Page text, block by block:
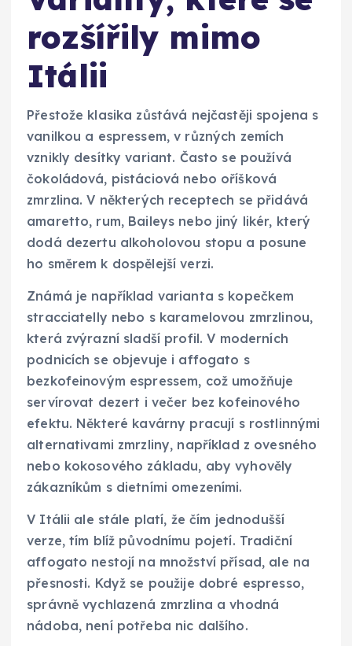
rozšířily mimo
Itálii
Přestože klasika zůstává nejčastěji spojena s
vanilkou a espressem, v různých zemích
vznikly desítky variant. Často se používá
čokoládová, pistáciová nebo oříšková
zmrzlina. V některých receptech se přidává
amaretto, rum, Baileys nebo jiný likér, který
dodá dezertu alkoholovou stopu a posune
ho směrem k dospělejší verzi.
Známá je například varianta s kopečkem
stracciatelly nebo s karamelovou zmrzlinou,
která zvýrazní sladší profil. V moderních
podnicích se objevuje i affogato s
bezkofeinovým espressem, což umožňuje
servírovat dezert i večer bez kofeinového
efektu. Některé kavárny pracují s rostlinnými
alternativami zmrzliny, například z ovesného
nebo kokosového základu, aby vyhověly
zákazníkům s dietními omezeními.
V Itálii ale stále platí, že čím jednodušší
verze, tím blíž původnímu pojetí. Tradiční
affogato nestojí na množství přísad, ale na
přesnosti. Když se použije dobré espresso,
správně vychlazená zmrzlina a vhodná
nádoba, není potřeba nic dalšího.